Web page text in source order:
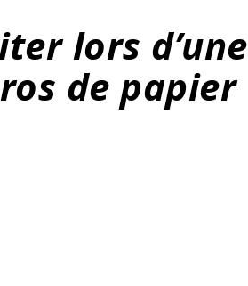
lors d’une
de papier